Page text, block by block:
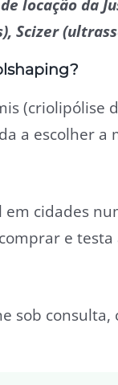
locação da
Scizer
(criolipólise
a escolher a
em cidades
e